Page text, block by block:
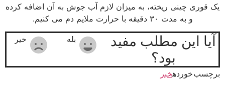
یک قوری چینی ریخته، به میزان لازم آب جوش به آن اضافه کرده
و به مدت ۳۰ دقیقه با حرارت ملایم دم می کنیم.
آیا این مطلب مفید
بود؟
بله خیر
برچسب خوردهخبر